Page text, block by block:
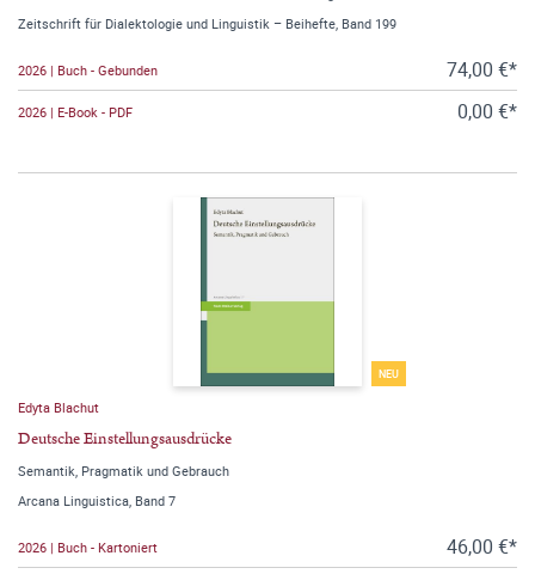
Zeitschrift für Dialektologie und Linguistik – Beihefte, Band 199
2026 | Buch - Gebunden 74,00 €*
2026 | E-Book - PDF 0,00 €*
NEU
Edyta Blachut
Deutsche Einstellungsausdrücke
Semantik, Pragmatik und Gebrauch
Arcana Linguistica, Band 7
2026 | Buch - Kartoniert 46,00 €*